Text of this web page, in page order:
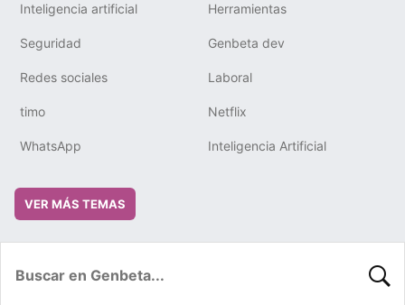
Inteligencia artificial Herramientas
Seguridad Genbeta dev
Redes sociales Laboral
timo Netflix
WhatsApp Inteligencia Artificial
VER MÁS TEMAS